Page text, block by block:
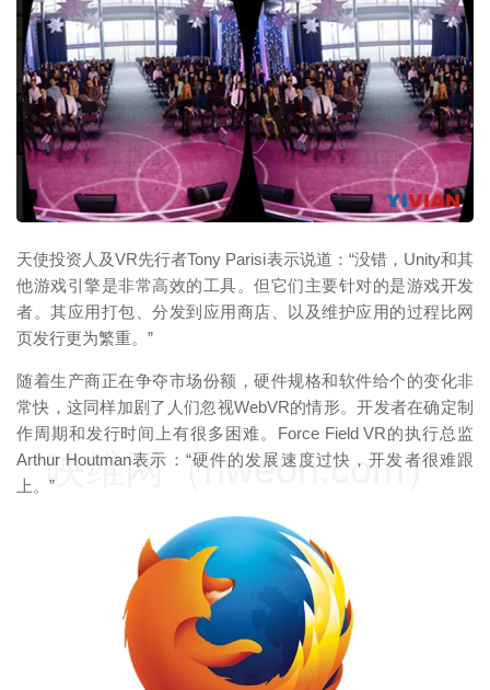
天使投资人及VR先行者Tony Parisi表示说道：“没错，Unity和其
他游戏引擎是非常高效的工具。但它们主要针对的是游戏开发
者。其应用打包、分发到应用商店、以及维护应用的过程比网
页发行更为繁重。”
随着生产商正在争夺市场份额，硬件规格和软件给个的变化非
常快，这同样加剧了人们忽视WebVR的情形。开发者在确定制
作周期和发行时间上有很多困难。Force Field VR的执行总监
Arthur Houtman表示：“硬件的发展速度过快，开发者很难跟
上。”
映维网（nweon.com）
映维网（nweon.com）